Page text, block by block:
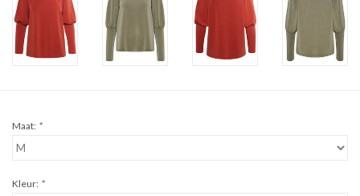
Maat: *
Kleur: *